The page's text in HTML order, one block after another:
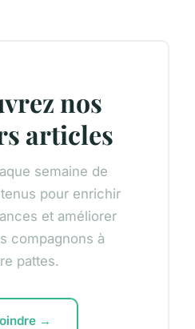
nos
articles
semaine de
pour enrichir
et améliorer
compagnons à
pattes.
→